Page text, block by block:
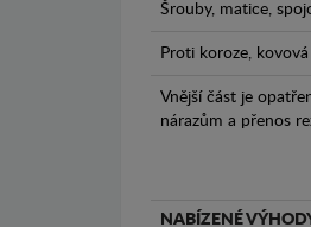
Šrouby, matice,
Proti koroze,
Vnější část je
nárazům a přenos
NABÍZENÉ